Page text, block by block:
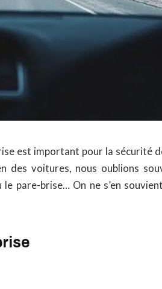
est important pour la sécurité
des voitures, nous oublions
pare-brise… On ne s’en